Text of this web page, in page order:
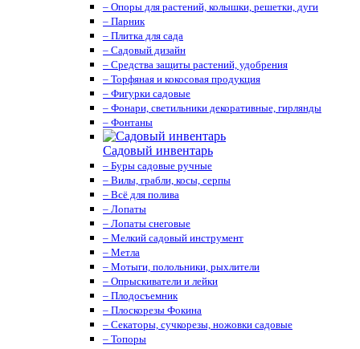
– Опоры для растений, колышки, решетки, дуги
– Парник
– Плитка для сада
– Садовый дизайн
– Средства защиты растений, удобрения
– Торфяная и кокосовая продукция
– Фигурки садовые
– Фонари, светильники декоративные, гирлянды
– Фонтаны
Садовый инвентарь
– Буры садовые ручные
– Вилы, грабли, косы, серпы
– Всё для полива
– Лопаты
– Лопаты снеговые
– Мелкий садовый инструмент
– Метла
– Мотыги, полольники, рыхлители
– Опрыскиватели и лейки
– Плодосъемник
– Плоскорезы Фокина
– Секаторы, сучкорезы, ножовки садовые
– Топоры